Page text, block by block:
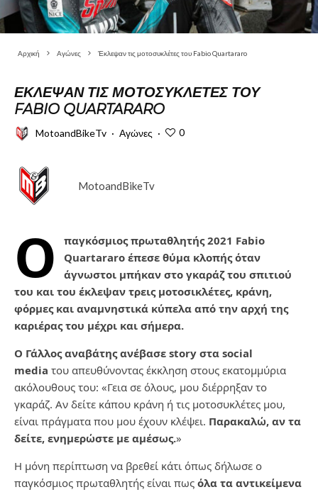
Αρχική Αγώνες Έκλεψαν τις μοτοσυκλέτες του Fabio Quartararo
ΈΚΛΕΨΑΝ ΤΙΣ ΜΟΤΟΣΥΚΛΈΤΕΣ ΤΟΥ
FABIO QUARTARARO
MotoandBikeTv · Αγώνες · 0
MotoandBikeTv
Ο
παγκόσμιος πρωταθλητής 2021 Fabio
Quartararo έπεσε θύμα κλοπής όταν
άγνωστοι μπήκαν στο γκαράζ του σπιτιού
του και του έκλεψαν τρεις μοτοσικλέτες, κράνη,
φόρμες και αναμνηστικά κύπελα από την αρχή της
καριέρας του μέχρι και σήμερα.
Ο Γάλλος αναβάτης ανέβασε story στα social
media του απευθύνοντας έκκληση στους εκατομμύρια
ακόλουθους του: «Γεια σε όλους, μου διέρρηξαν το
γκαράζ. Αν δείτε κάπου κράνη ή τις μοτοσυκλέτες μου,
είναι πράγματα που μου έχουν κλέψει. Παρακαλώ, αν τα
δείτε, ενημερώστε με αμέσως.»
Η μόνη περίπτωση να βρεθεί κάτι όπως δήλωσε ο
παγκόσμιος πρωταθλητής είναι πως όλα τα αντικείμενα